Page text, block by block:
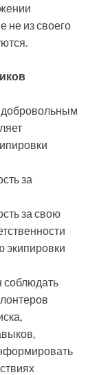
не из своего
добровольным
за
за свою
экипировки
соблюдать